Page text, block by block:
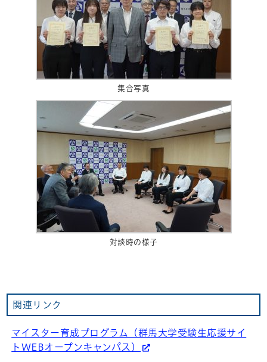
集合写真
対談時の様子
関連リンク
マイスター育成プログラム（群馬大学受験生応援サイ
トWEBオープンキャンパス）